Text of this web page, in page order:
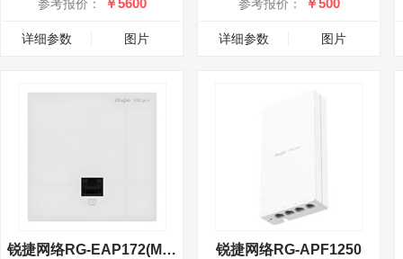
参考报价： ￥5600
详细参数 图片
参考报价： ￥500
详细参数 图片
锐捷网络RG-EAP172(MG) 锐捷网络RG-APF1250